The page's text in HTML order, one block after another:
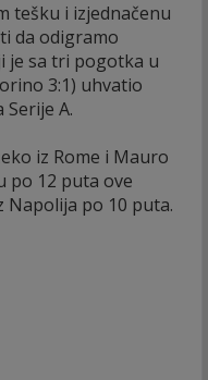
tešku i izjednačenu
da odigramo
je sa tri pogotka u
3:1) uhvatio
A.
iz Rome i Mauro
po 12 puta ove
Napolija po 10 puta.